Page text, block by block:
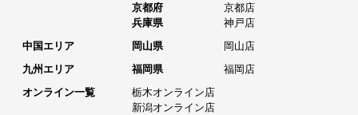
京都府
京都店
兵庫県
神戸店
中国エリア
岡山県
岡山店
九州エリア
福岡県
福岡店
オンライン一覧
栃木オンライン店
新潟オンライン店